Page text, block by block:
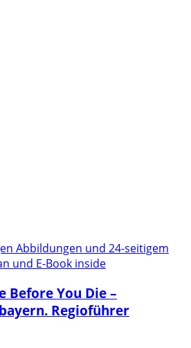
Abbildungen und 24-seitigem
und E-Book inside
Before You Die –
Regioführer